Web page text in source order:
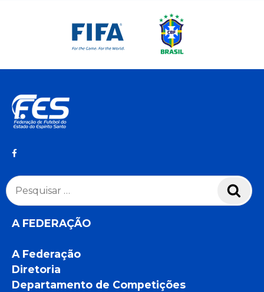
Pesquisar
por:
A FEDERAÇÃO
A Federação
Diretoria
Departamento de Competições